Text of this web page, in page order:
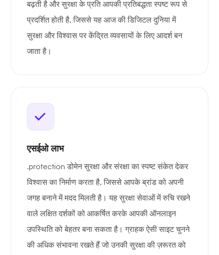
बढ़ती है और सुरक्षा के प्रति आपकी प्रतिबद्धता स्पष्ट रूप से
प्रदर्शित होती है, जिससे यह आज की डिजिटल दुनिया में
सुरक्षा और विश्वास पर केंद्रित व्यवसायों के लिए आदर्श बन
जाता है।
एसईओ लाभ
.protection डोमेन सुरक्षा और संरक्षा का स्पष्ट संकेत देकर
विश्वास का निर्माण करता है, जिससे आपके ब्रांड को अपनी
जगह बनाने में मदद मिलती है। यह सुरक्षा सेवाओं में रुचि रखने
वाले लक्षित दर्शकों को आकर्षित करके आपकी ऑनलाइन
उपस्थिति को बेहतर बना सकता है। ग्राहक ऐसी साइट चुनने
की अधिक संभावना रखते हैं जो उनकी सुरक्षा की ज़रूरत को